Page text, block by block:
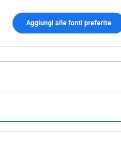
Aggiungi alle fonti preferite